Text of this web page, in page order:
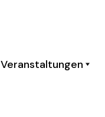
Veranstaltungen